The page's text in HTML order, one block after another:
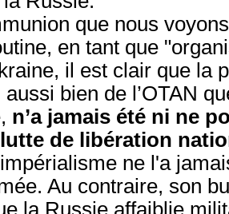
que nous
en tant que
il est clair que la
bien de l’OTAN
n’a jamais été ni ne
de libération
ne l'a
Au contraire, son
la Russie affaiblie